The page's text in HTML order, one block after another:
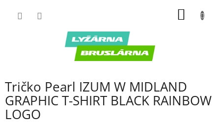
Tričko Pearl IZUM W MIDLAND
GRAPHIC T-SHIRT BLACK RAINBOW
LOGO